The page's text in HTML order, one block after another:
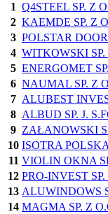
1 Q4STEEL SP. Z
2 KAEMDE SP. Z
3 POLSTAR
4 WITKOWSKI SP.
5 ENERGOMET
6 NAUMAL SP. Z
7 ALUBEST
8 ALBUD SP. J.
9 ZAŁANOWSKI
10 ISOTRA
11 VIOLIN OKNA
12 PRO-INVEST SP.
13 ALUWINDOWS
14 MAGMA SP. Z